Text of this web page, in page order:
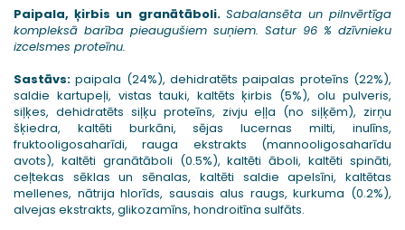
Paipala, ķirbis un granātāboli. Sabalansēta un pilnvērtīga
kompleksā barība pieaugušiem suņiem. Satur 96 % dzīvnieku
izcelsmes proteīnu.
Sastāvs:paipala (24%), dehidratēts paipalas proteīns (22%),
saldie kartupeļi, vistas tauki, kaltēts ķirbis (5%), olu pulveris,
siļķes, dehidratēts siļķu proteīns, zivju eļļa (no siļķēm), zirņu
šķiedra, kaltēti burkāni, sējas lucernas milti, inulīns,
fruktooligosaharīdi, rauga ekstrakts (mannooligosaharīdu
avots), kaltēti granātāboli (0.5%), kaltēti āboli, kaltēti spināti,
ceļtekas sēklas un sēnalas, kaltēti saldie apelsīni, kaltētas
mellenes, nātrija hlorīds, sausais alus raugs, kurkuma (0.2%),
alvejas ekstrakts, glikozamīns, hondroitīna sulfāts.